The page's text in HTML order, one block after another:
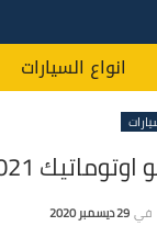
انواع السيارات
2021 في مصر ؟
في 29 ديسمبر 2020